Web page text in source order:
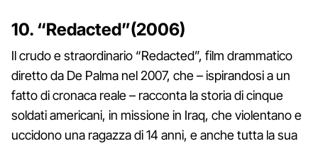
10. “Redacted”(2006)
Il crudo e straordinario “Redacted”, film drammatico
diretto da De Palma nel 2007, che – ispirandosi a un
fatto di cronaca reale – racconta la storia di cinque
soldati americani, in missione in Iraq, che violentano e
uccidono una ragazza di 14 anni, e anche tutta la sua